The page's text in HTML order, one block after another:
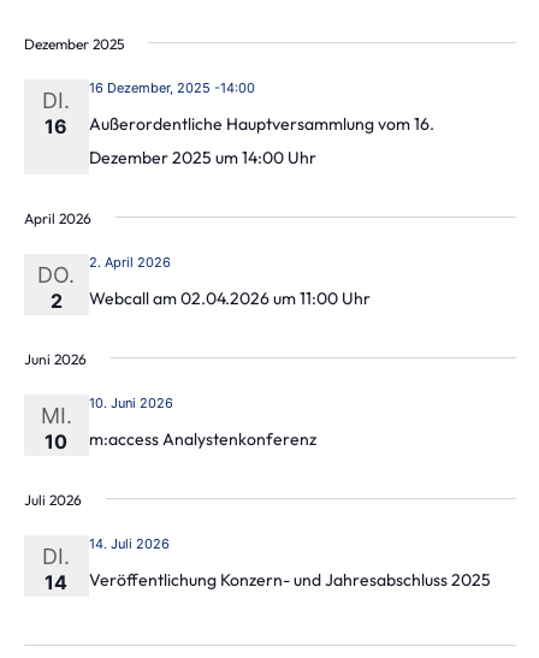
Dezember 2025
DI.
16
Außerordentliche Hauptversammlung vom 16.
Dezember 2025 um 14:00 Uhr
16 Dezember, 2025 -14:00
April 2026
DO.
2 Webcall am 02.04.2026 um 11:00 Uhr
2. April 2026
Juni 2026
MI.
10 m:access Analystenkonferenz
10. Juni 2026
Juli 2026
DI.
14 Veröffentlichung Konzern- und Jahresabschluss 2025
14. Juli 2026